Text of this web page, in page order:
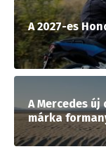
A 2027-es
A Mercedes
márka